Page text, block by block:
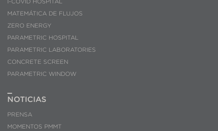
MATEMÁTICA DE FLUJOS
ZERO ENERGY
PARAMETRIC HOSPITAL
PARAMETRIC LABORATORIES
CONCRETE SCREEN
PARAMETRIC WINDOW
NOTICIAS
PRENSA
MOMENTOS PMMT